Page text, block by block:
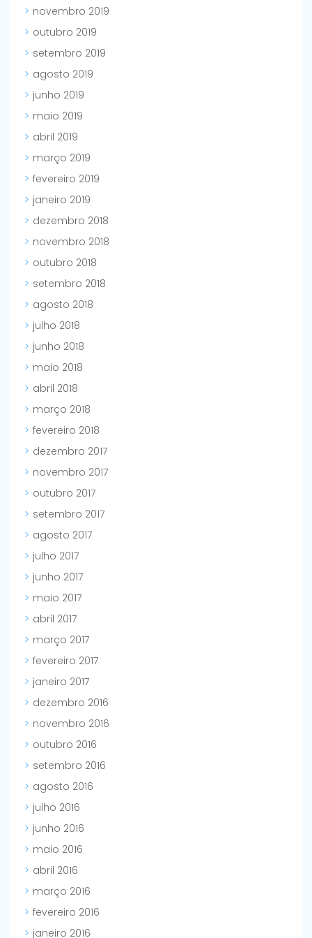
novembro 2019
outubro 2019
setembro 2019
agosto 2019
junho 2019
maio 2019
abril 2019
março 2019
fevereiro 2019
janeiro 2019
dezembro 2018
novembro 2018
outubro 2018
setembro 2018
agosto 2018
julho 2018
junho 2018
maio 2018
abril 2018
março 2018
fevereiro 2018
dezembro 2017
novembro 2017
outubro 2017
setembro 2017
agosto 2017
julho 2017
junho 2017
maio 2017
abril 2017
março 2017
fevereiro 2017
janeiro 2017
dezembro 2016
novembro 2016
outubro 2016
setembro 2016
agosto 2016
julho 2016
junho 2016
maio 2016
abril 2016
março 2016
fevereiro 2016
janeiro 2016